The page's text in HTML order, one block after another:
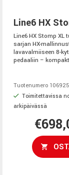
Line6 HX
Line6 HX Stomp XL
sarjan HX-
lavavalmiiseen 8-
pedaaliin –
Tuotenumero
Toimitettavissa
arkipäivässä